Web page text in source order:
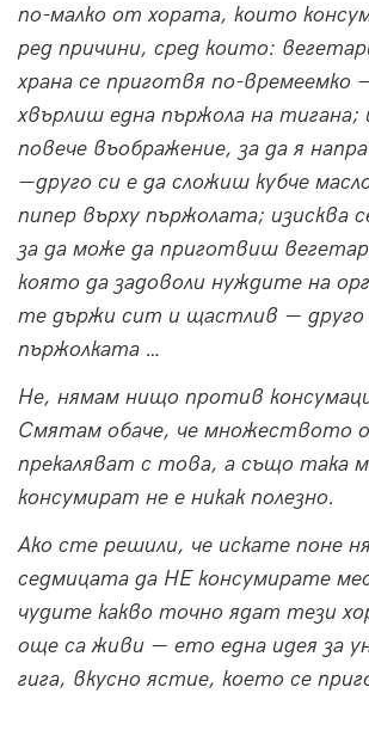
по-малко от хората, които
ред причини, сред които:
храна се приготвя по-времеемко
хвърлиш една пържола на тигана;
повече въображение, за да я
—друго си е да сложиш кубче
пипер върху пържолата; изисква
за да може да приготвиш
която да задоволи нуждите на
те държи сит и щастлив — друго
пържолката …
Не, нямам нищо против
Смятам обаче, че множеството
прекаляват с това, а също така
консумират не е никак полезно.
Ако сте решили, че искате поне
седмицата да НЕ консумирате
чудите какво точно ядат тези
още са живи — ето една идея за
гига, вкусно ястие, което се